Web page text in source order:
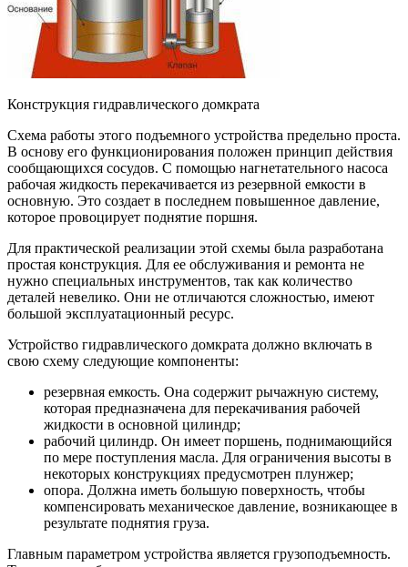
Конструкция гидравлического домкрата
Схема работы этого подъемного устройства предельно проста.
В основу его функционирования положен принцип действия
сообщающихся сосудов. С помощью нагнетательного насоса
рабочая жидкость перекачивается из резервной емкости в
основную. Это создает в последнем повышенное давление,
которое провоцирует поднятие поршня.
Для практической реализации этой схемы была разработана
простая конструкция. Для ее обслуживания и ремонта не
нужно специальных инструментов, так как количество
деталей невелико. Они не отличаются сложностью, имеют
большой эксплуатационный ресурс.
Устройство гидравлического домкрата должно включать в
свою схему следующие компоненты:
резервная емкость. Она содержит рычажную систему,
которая предназначена для перекачивания рабочей
жидкости в основной цилиндр;
рабочий цилиндр. Он имеет поршень, поднимающийся
по мере поступления масла. Для ограничения высоты в
некоторых конструкциях предусмотрен плунжер;
опора. Должна иметь большую поверхность, чтобы
компенсировать механическое давление, возникающее в
результате поднятия груза.
Главным параметром устройства является грузоподъемность.